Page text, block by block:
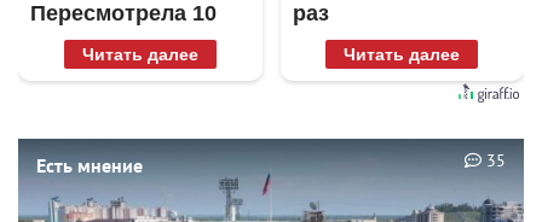
Пересмотрела 10
раз
Читать далее
раз
Читать далее
Есть мнение 35